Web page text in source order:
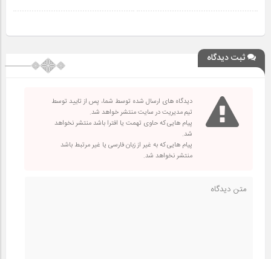
ثبت دیدگاه
دیدگاه های ارسال شده توسط شما، پس از تایید توسط
تیم مدیریت در سایت منتشر خواهد شد.
پیام هایی که حاوی تهمت یا افترا باشد منتشر نخواهد
شد.
پیام هایی که به غیر از زبان فارسی یا غیر مرتبط باشد
منتشر نخواهد شد.